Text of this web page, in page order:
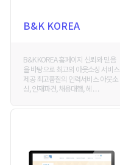
B&K KOREA
B&K KOREA 홈페이지 신뢰와 믿음
을 바탕으로 최고의 아웃소싱 서비스
제공 최고품질의 인력서비스 아웃소
싱, 인재파견, 채용대행, 헤 . . .